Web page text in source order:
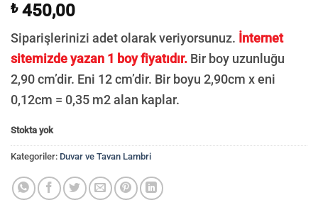
₺450,00
Siparişlerinizi adet olarak veriyorsunuz. İnternet
sitemizde yazan 1 boy fiyatıdır. Bir boy uzunluğu
2,90 cm’dir. Eni 12 cm’dir. Bir boyu 2,90cm x eni
0,12cm = 0,35 m2 alan kaplar.
Stokta yok
Kategoriler: Duvar ve Tavan Lambri